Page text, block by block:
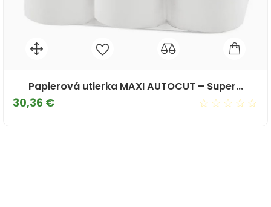
Papierová utierka MAXI AUTOCUT – Super...
30,36 €Cena